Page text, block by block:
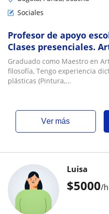
Sociales
Profesor de apoyo
Clases presenciales.
lógica, sociales
Graduado como Maestro en
filosofía, Tengo experiencia
plásticas (Pintura,...
ver más
$5000/h
Luisa